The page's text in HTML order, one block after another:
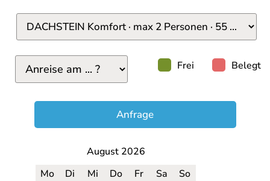
Frei Belegt
Anfrage
August 2026
Mo
Di Mi Do Fr Sa
So